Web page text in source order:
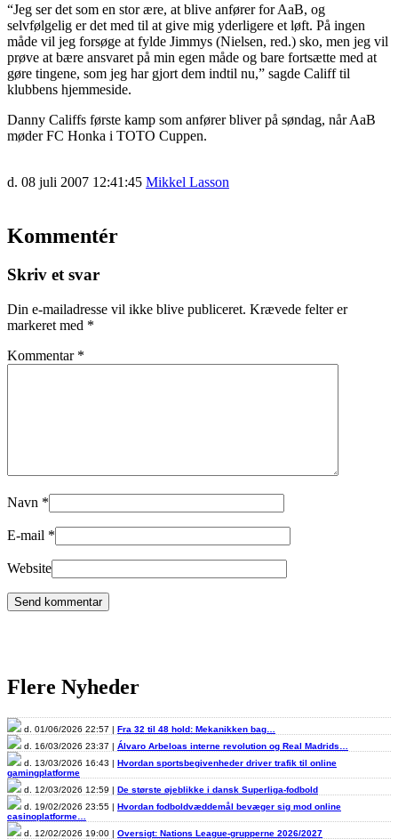
“Jeg ser det som en stor ære, at blive anfører for AaB, og
selvfølgelig er det med til at give mig yderligere et løft. På ingen
måde vil jeg forsøge at fylde Jimmys (Nielsen, red.) sko, men jeg vil
prøve at bære ansvaret på min egen måde og bare fortsætte med at
gøre tingene, som jeg har gjort dem indtil nu,” sagde Califf til
klubbens hjemmeside.
Danny Califfs første kamp som anfører bliver på søndag, når AaB
møder FC Honka i TOTO Cuppen.
d. 08 juli 2007 12:41:45 Mikkel Lasson
Kommentér
Skriv et svar
Din e-mailadresse vil ikke blive publiceret. Krævede felter er
markeret med *
Kommentar *
Navn *
E-mail *
Website
Flere Nyheder
d. 01/06/2026 22:57 | Fra 32 til 48 hold: Mekanikken bag…
d. 16/03/2026 23:37 | Álvaro Arbeloas interne revolution og Real Madrids…
d. 13/03/2026 16:43 | Hvordan sportsbegivenheder driver trafik til online
gamingplatforme
d. 12/03/2026 12:59 | De største øjeblikke i dansk Superliga-fodbold
d. 19/02/2026 23:55 | Hvordan fodboldvæddemål bevæger sig mod online
casinoplatforme…
d. 12/02/2026 19:00 | Oversigt: Nations League-grupperne 2026/2027